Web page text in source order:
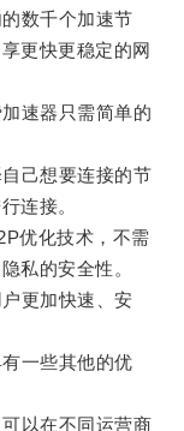
数千个加速节
更快更稳定的网
速器只需简单的
己想要连接的节
连接。
优化技术，不需
私的安全性。
更加快速、安
一些其他的优
以在不同运营商